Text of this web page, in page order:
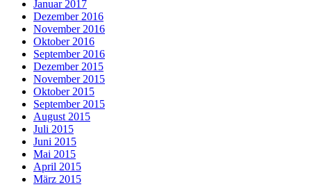
Januar 2017
Dezember 2016
November 2016
Oktober 2016
September 2016
Dezember 2015
November 2015
Oktober 2015
September 2015
August 2015
Juli 2015
Juni 2015
Mai 2015
April 2015
März 2015